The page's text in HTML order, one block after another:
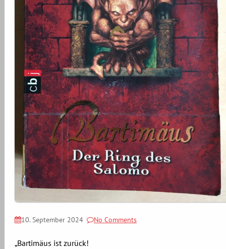
10. September 2024 No Comments
„Bartimäus ist zurück!